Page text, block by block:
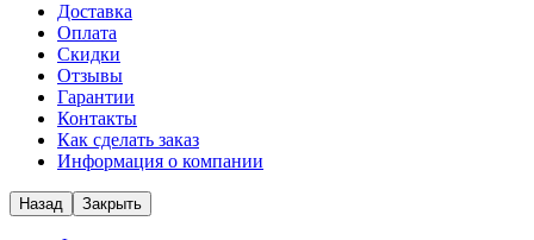
Доставка
Оплата
Скидки
Отзывы
Гарантии
Контакты
Как сделать заказ
Информация о компании
Назад Закрыть